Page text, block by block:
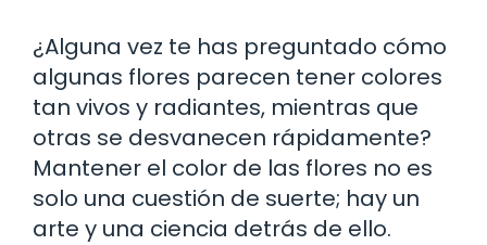
¿Alguna vez te has preguntado cómo
algunas flores parecen tener colores
tan vivos y radiantes, mientras que
otras se desvanecen rápidamente?
Mantener el color de las flores no es
solo una cuestión de suerte; hay un
arte y una ciencia detrás de ello.